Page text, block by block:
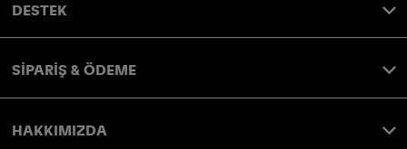
DESTEK
SİPARİŞ & ÖDEME
HAKKIMIZDA